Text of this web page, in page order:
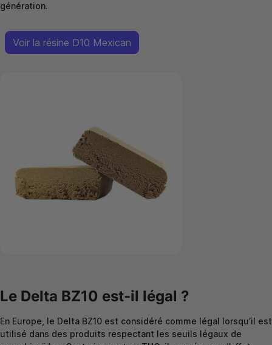
génération.
Voir la résine D10 Mexican
Le Delta BZ10 est-il légal ?
En Europe, le Delta BZ10 est considéré comme légal lorsqu’il est
utilisé dans des produits respectant les seuils légaux de